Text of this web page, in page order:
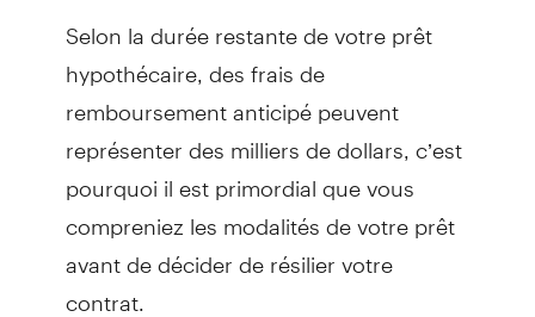
Selon la durée restante de votre prêt
hypothécaire, des frais de
remboursement anticipé peuvent
représenter des milliers de dollars, c’est
pourquoi il est primordial que vous
compreniez les modalités de votre prêt
avant de décider de résilier votre
contrat.